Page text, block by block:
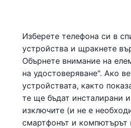
Изберете телефона си в
устройства и щракнете
Обърнете внимание на
на удостоверяване". Ако
устройствата, както
те ще бъдат инсталирани
изключите (и не е
смартфонът и компютърът